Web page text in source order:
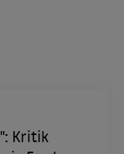
Kritik